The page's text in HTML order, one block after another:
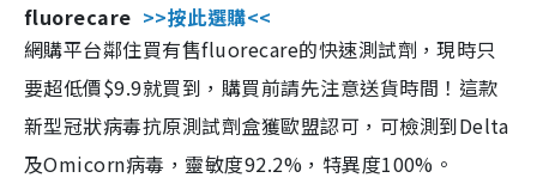
fluorecare >>按此選購<<
網購平台鄰住買有售fluorecare的快速測試劑，現時只
要超低價$9.9就買到，購買前請先注意送貨時間！這款
新型冠狀病毒抗原測試劑盒獲歐盟認可，可檢測到Delta
及Omicorn病毒，靈敏度92.2%，特異度100%。